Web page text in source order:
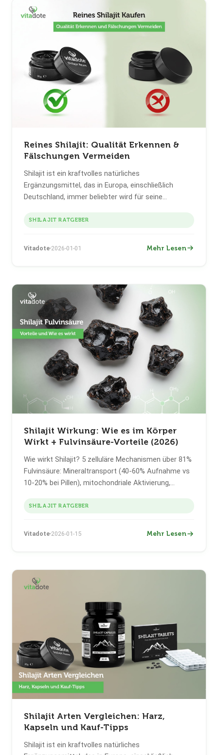
Reines Shilajit: Qualität Erkennen &
Fälschungen Vermeiden
Shilajit ist ein kraftvolles natürliches
Ergänzungsmittel, das in Europa, einschließlich
Deutschland, immer beliebter wird für seine
Unterstützung von Energie, Vitalität und
nach Shilajit steigt auch das Risiko von gefälschten
SHILAJIT RATGEBER
Vitadote 2026-01-01 Mehr Lesen
Shilajit Wirkung: Wie es im Körper
Wirkt + Fulvinsäure-Vorteile (2026)
Wie wirkt Shilajit? 5 zelluläre Mechanismen über 81%
Fulvinsäure: Mineraltransport (40-60% Aufnahme vs
10-20% bei Pillen), mitochondriale Aktivierung,
Hormonregulation. Labordaten + Forschung +
SHILAJIT RATGEBER
Vitadote 2026-01-15 Mehr Lesen
Shilajit Arten Vergleichen: Harz,
Kapseln und Kauf-Tipps
Shilajit ist ein kraftvolles natürliches